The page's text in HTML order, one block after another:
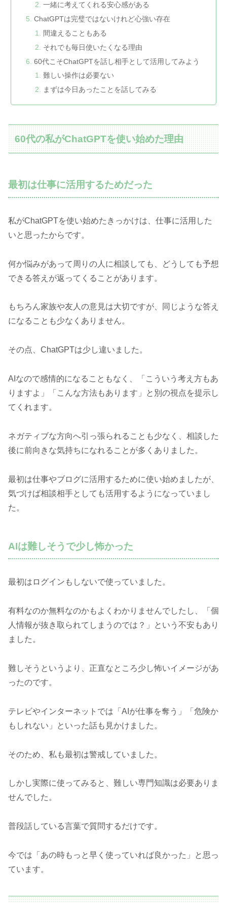
一緒に考えてくれる安心感がある
ChatGPTは完璧ではないけれど心強い存在
間違えることもある
それでも毎日使いたくなる理由
60代こそChatGPTを話し相手として活用してみよう
難しい操作は必要ない
まずは今日あったことを話してみる
60代の私がChatGPTを使い始めた理由
最初は仕事に活用するためだった
私がChatGPTを使い始めたきっかけは、仕事に活用した
いと思ったからです。
何か悩みがあって周りの人に相談しても、どうしても予想
できる答えが返ってくることがあります。
もちろん家族や友人の意見は大切ですが、同じような答え
になることも少なくありません。
その点、ChatGPTは少し違いました。
AIなので感情的になることもなく、「こういう考え方もあ
りますよ」「こんな方法もあります」と別の視点を提示し
てくれます。
ネガティブな方向へ引っ張られることも少なく、相談した
後に前向きな気持ちになれることが多くありました。
最初は仕事やブログに活用するために使い始めましたが、
気づけば相談相手としても活用するようになっていまし
た。
AIは難しそうで少し怖かった
最初はログインもしないで使っていました。
有料なのか無料なのかもよくわかりませんでしたし、「個
人情報が抜き取られてしまうのでは？」という不安もあり
ました。
難しそうというより、正直なところ少し怖いイメージがあ
ったのです。
テレビやインターネットでは「AIが仕事を奪う」「危険か
もしれない」といった話も見かけました。
そのため、私も最初は警戒していました。
しかし実際に使ってみると、難しい専門知識は必要ありま
せんでした。
普段話している言葉で質問するだけです。
今では「あの時もっと早く使っていれば良かった」と思っ
ています。